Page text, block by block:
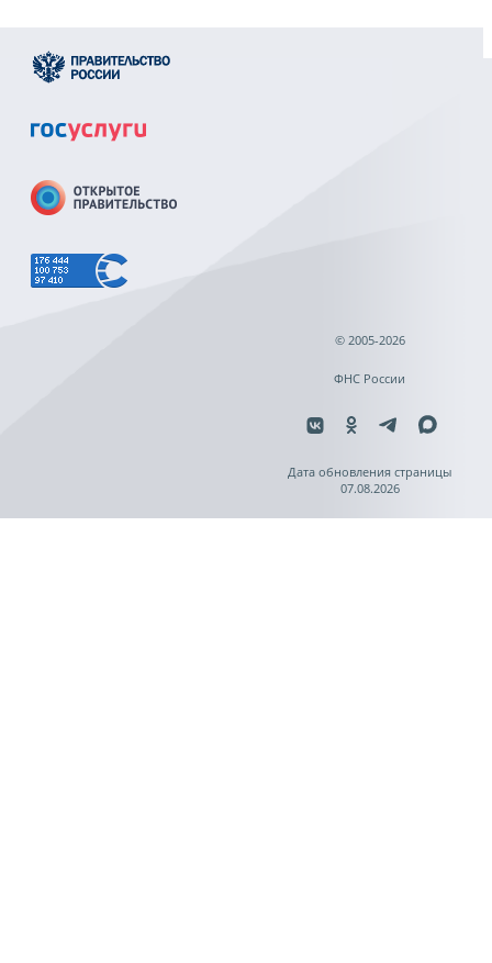
© 2005-2026
ФНС России
Дата обновления страницы
07.08.2026